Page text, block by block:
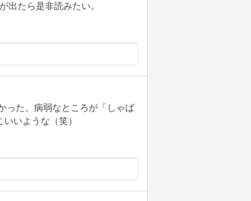
出たら是非読みたい。
った。病弱なところが「しゃば
いような（笑）